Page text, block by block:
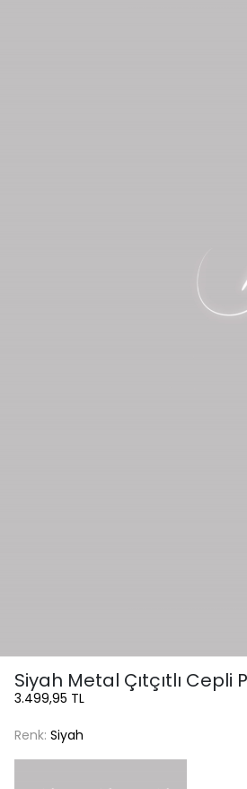
Siyah Metal Çıtçıtlı Cepli
3.499,95 TL
Renk: Siyah